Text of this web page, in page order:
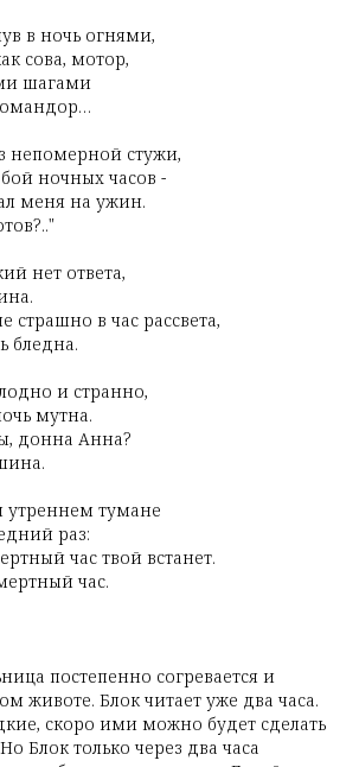
в ночь огнями,
сова, мотор,
шагами
непомерной стужи,
ночных часов -
меня на ужин.
нет ответа,
страшно в час рассвета,
бледна.
и странно,
мутна.
донна Анна?
утреннем тумане
раз:
час твой встанет.
час.
постепенно согревается и
животе. Блок читает уже два часа.
скоро ими можно будет сделать
Блок только через два часа